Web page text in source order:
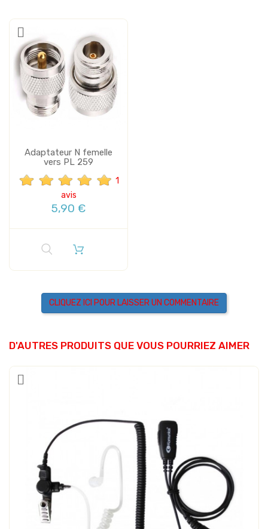
Adaptateur N femelle
vers PL 259
1
avis
5,90 €
CLIQUEZ ICI POUR LAISSER UN COMMENTAIRE
D'AUTRES PRODUITS QUE VOUS POURRIEZ AIMER